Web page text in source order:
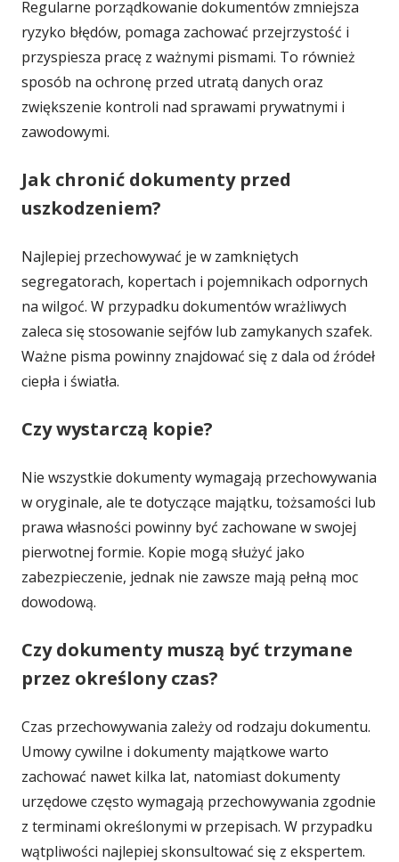
Regularne porządkowanie dokumentów zmniejsza
ryzyko błędów, pomaga zachować przejrzystość i
przyspiesza pracę z ważnymi pismami. To również
sposób na ochronę przed utratą danych oraz
zwiększenie kontroli nad sprawami prywatnymi i
zawodowymi.
Jak chronić dokumenty przed
uszkodzeniem?
Najlepiej przechowywać je w zamkniętych
segregatorach, kopertach i pojemnikach odpornych
na wilgoć. W przypadku dokumentów wrażliwych
zaleca się stosowanie sejfów lub zamykanych szafek.
Ważne pisma powinny znajdować się z dala od źródeł
ciepła i światła.
Czy wystarczą kopie?
Nie wszystkie dokumenty wymagają przechowywania
w oryginale, ale te dotyczące majątku, tożsamości lub
prawa własności powinny być zachowane w swojej
pierwotnej formie. Kopie mogą służyć jako
zabezpieczenie, jednak nie zawsze mają pełną moc
dowodową.
Czy dokumenty muszą być trzymane
przez określony czas?
Czas przechowywania zależy od rodzaju dokumentu.
Umowy cywilne i dokumenty majątkowe warto
zachować nawet kilka lat, natomiast dokumenty
urzędowe często wymagają przechowywania zgodnie
z terminami określonymi w przepisach. W przypadku
wątpliwości najlepiej skonsultować się z ekspertem.